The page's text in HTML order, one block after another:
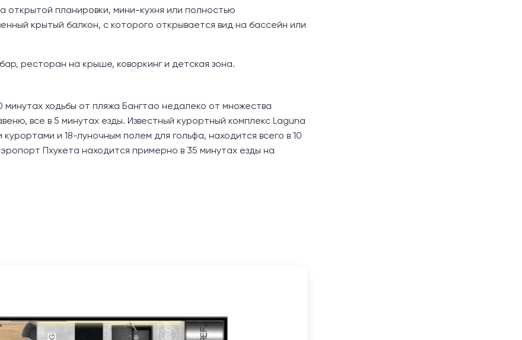
открытой планировки, мини-кухня или полностью
крытый балкон, с которого открывается вид на бассейн или
ресторан на крыше, коворкинг и детская зона.
ходьбы от пляжа Бангтао недалеко от множества
все в 5 минутах езды. Известный курортный комплекс Laguna
и 18-луночным полем для гольфа, находится всего в 10
Пхукета находится примерно в 35 минутах езды на